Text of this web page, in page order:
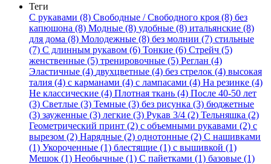
Теги
С рукавами (8) Свободные / Свободного кроя (8) без
капюшона (8) Модные (8) удобные (8) итальянские (8)
для дома (8) Молодежные (8) без молнии (7) стильные
(7) С длинным рукавом (6) Тонкие (6) Стрейч (5)
женственные (5) тренировочные (5) Реглан (4)
Эластичные (4) двухцветные (4) без стрелок (4) высокая
талия (4) с карманами (4) с лампасами (4) На резинке (4)
Не классические (4) Плотная ткань (4) После 40-50 лет
(3) Светлые (3) Темные (3) без рисунка (3) бюджетные
(3) зауженные (3) легкие (3) Рукав 3/4 (2) Тельняшка (2)
Геометрический принт (2) с объемными рукавами (2) с
вырезом (2) Нарядные (2) однотонные (2) С нашивками
(1) Укороченные (1) блестящие (1) с вышивкой (1)
Мешок (1) Необычные (1) С пайетками (1) базовые (1)